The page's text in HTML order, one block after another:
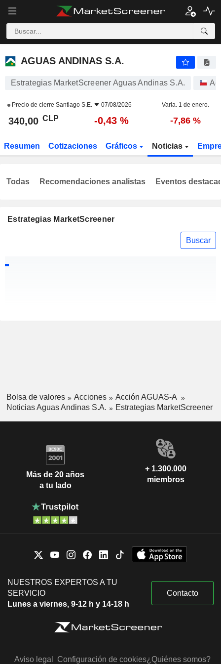
AGUAS ANDINAS S.A.
AGUAS ANDINAS S.A.
Estrategias MarketScreener Aguas Andinas S.A.
Precio de cierre Santiago S.E. 07/08/2026 Varia. 1 de enero.
340,00 CLP -0,43 % -7,86 %
Resumen Cotizaciones Gráficos Noticias
Estrategias MarketScreener
Buscar
Todas Recomendaciones analistas Eventos
Bolsa de valores Acciones
Acción AGUAS-A
Noticias Aguas Andinas S.A.
Estrategias MarketScreener
Más de 20 años
a tu lado
+ 1.300.000
miembros
NUESTROS EXPERTOS A TU
SERVICIO
Lunes a viernes, 9-12 h y 14-18 h
Contacto
Aviso legal Configuración de cookies¿Quiénes somos?